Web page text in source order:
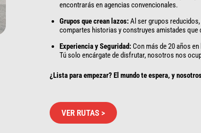
encontrarás en agencias convencionales.
Grupos que crean lazos:Al ser grupos
compartes historias y construyes amistades que
Experiencia y Seguridad: Con más de 20 años
Tú solo encárgate de disfrutar, nosotros nos
¿Lista para empezar? El mundo te espera, y
VER RUTAS >